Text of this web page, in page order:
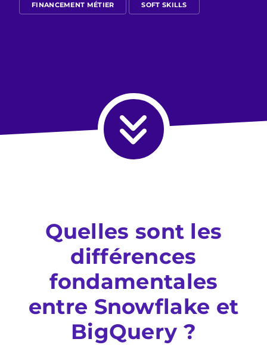
FINANCEMENT MÉTIER SOFT SKILLS
Quelles sont les
différences
fondamentales
entre Snowflake et
BigQuery ?